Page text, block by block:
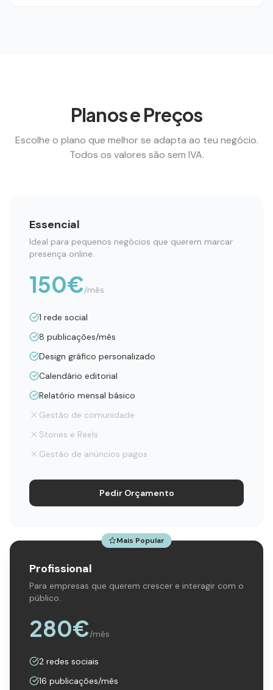
Planos e Preços
Escolhe o plano que melhor se adapta ao teu negócio.
Todos os valores são sem IVA.
Essencial
Ideal para pequenos negócios que querem marcar
presença online.
150€/mês
1 rede social
8 publicações/mês
Design gráfico personalizado
Calendário editorial
Relatório mensal básico
Gestão de comunidade
Stories e Reels
Gestão de anúncios pagos
Pedir Orçamento
Mais Popular
Profissional
Para empresas que querem crescer e interagir com o
público.
280€/mês
2 redes sociais
16 publicações/mês